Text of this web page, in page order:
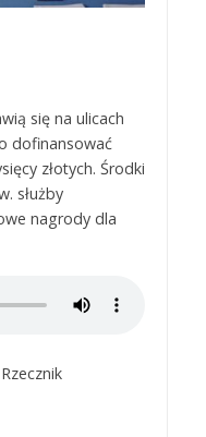
się na ulicach
dofinansować
złotych. Środki
służby
nagrody dla